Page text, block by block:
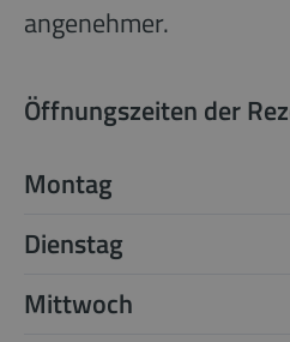
angenehmer.
Öffnungszeiten der
Montag
Dienstag
Mittwoch